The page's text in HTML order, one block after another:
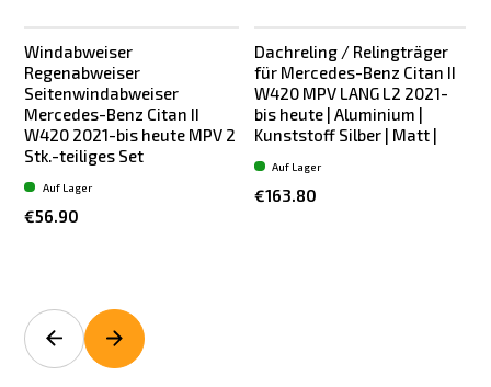
Windabweiser
Regenabweiser
Seitenwindabweiser
Mercedes-Benz Citan II
W420 2021-bis heute MPV 2
Stk.-teiliges Set
€56.90
Auf Lager
Dachreling / Relingträger
für Mercedes-Benz Citan II
W420 MPV LANG L2 2021-
bis heute | Aluminium |
Kunststoff Silber | Matt |
€163.80
Auf Lager